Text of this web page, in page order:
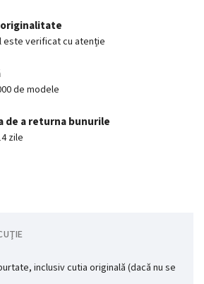
este verificat cu atenție
de modele
de a returna bunurile
zile
inclusiv cutia originală (dacă nu se